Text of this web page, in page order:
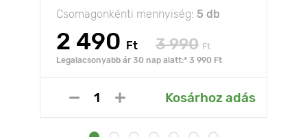
Csomagonkénti mennyiség: 5 db
2 490 Ft 3 990 Ft
Legalacsonyabb ár 30 nap alatt:* 3 990 Ft
Kosárhoz adás